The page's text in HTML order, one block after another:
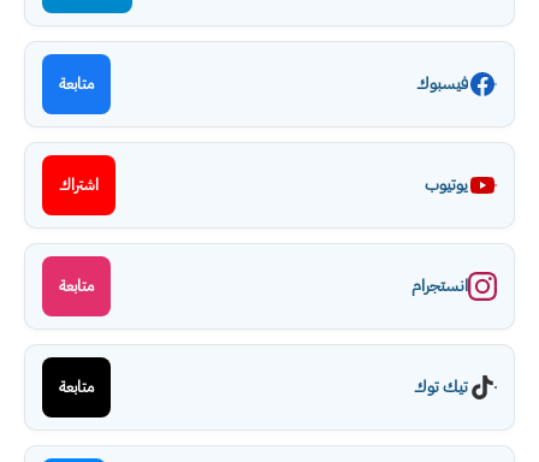
فيسبوك متابعة
يوتيوب اشتراك
انستجرام متابعة
تيك توك متابعة